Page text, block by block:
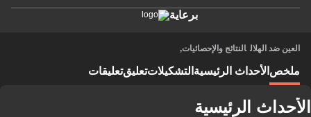
برعاية
العين ضد الهلال النتائج والإحصائيات,
ملخص الأحداث الرئيسية التشكيلاتتعليقتعليقات
الأحداث الرئيسية